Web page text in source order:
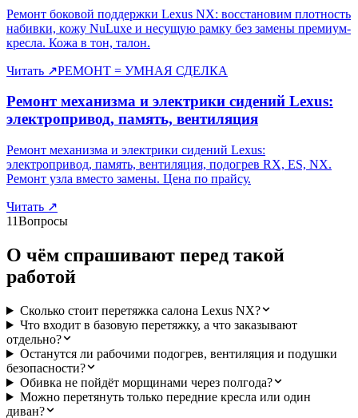
Ремонт боковой поддержки Lexus NX: восстановим плотность
набивки, кожу NuLuxe и несущую рамку без замены премиум-
кресла. Кожа в тон, талон.
Читать ↗РЕМОНТ = УМНАЯ СДЕЛКА
Ремонт механизма и электрики сидений Lexus:
электропривод, память, вентиляция
Ремонт механизма и электрики сидений Lexus:
электропривод, память, вентиляция, подогрев RX, ES, NX.
Ремонт узла вместо замены. Цена по прайсу.
Читать ↗
11Вопросы
О чём спрашивают перед такой
работой
Сколько стоит перетяжка салона Lexus NX?
Что входит в базовую перетяжку, а что заказывают
отдельно?
Останутся ли рабочими подогрев, вентиляция и подушки
безопасности?
Обивка не пойдёт морщинами через полгода?
Можно перетянуть только передние кресла или один
диван?